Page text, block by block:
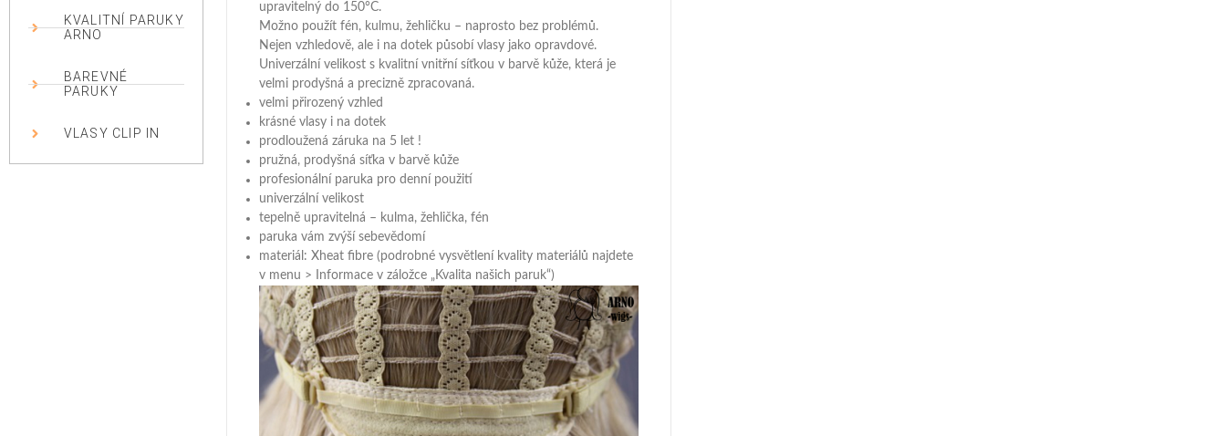
KVALITNÍ PARUKY
ARNO
BAREVNÉ
PARUKY
VLASY CLIP IN
upravitelný do 150°C.
Možno použít fén, kulmu, žehličku – naprosto bez problémů.
Nejen vzhledově, ale i na dotek působí vlasy jako opravdové.
Univerzální velikost s kvalitní vnitřní síťkou v barvě kůže, která je
velmi prodyšná a precizně zpracovaná.
velmi přirozený vzhled
krásné vlasy i na dotek
prodloužená záruka na 5 let !
pružná, prodyšná síťka v barvě kůže
profesionální paruka pro denní použití
univerzální velikost
tepelně upravitelná – kulma, žehlička, fén
paruka vám zvýší sebevědomí
materiál: Xheat fibre (podrobné vysvětlení kvality materiálů najdete
v menu > Informace v záložce „Kvalita našich paruk“)